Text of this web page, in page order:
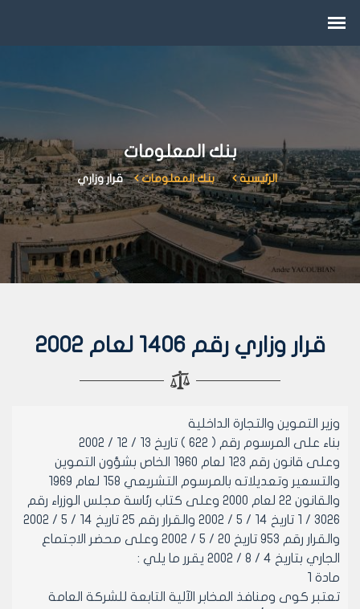
بنك المعلومات
الرئيسية بنك المعلومات قرار وزاري
قرار وزاري رقم 1406 لعام 2002
وزير التموين والتجارة الداخلية
بناء على المرسوم رقم ( 622 ) تاريخ 13 / 12 / 2002
وعلى قانون رقم 123 لعام 1960 الخاص بشؤون التموين
والتسعير وتعديلاته بالمرسوم التشريعي 158 لعام 1969
والقانون 22 لعام 2000 وعلى كتاب رئاسة مجلس الوزراء رقم
3026 / 1 تاريخ 14 / 5 / 2002 والقرار رقم 25 تاريخ 14 / 5 / 2002
والقرار رقم 953 تاريخ 20 / 5 / 2002 وعلى محضر الاجتماع
الجاري بتاريخ 4 / 8 / 2002 يقرر ما يلي :
مادة 1
تعتبر كوى ومنافذ المخابر الآلية التابعة للشركة العامة